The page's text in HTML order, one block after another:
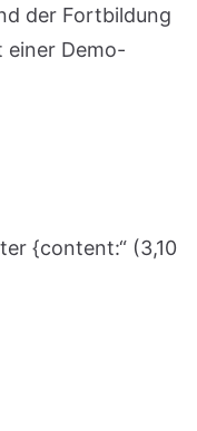
der Fortbildung
einer Demo-
{content:“ (3,10